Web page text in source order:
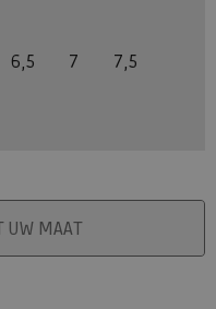
6,5 7 7,5
UW MAAT